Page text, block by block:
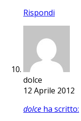
Rispondi
dolce
12 Aprile 2012
dolce ha scritto: